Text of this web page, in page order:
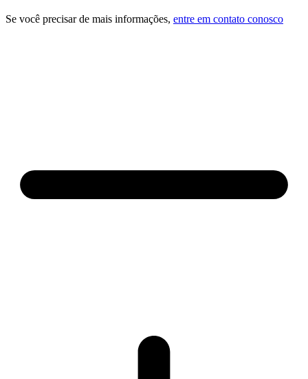
Se você precisar de mais informações, entre em contato conosco